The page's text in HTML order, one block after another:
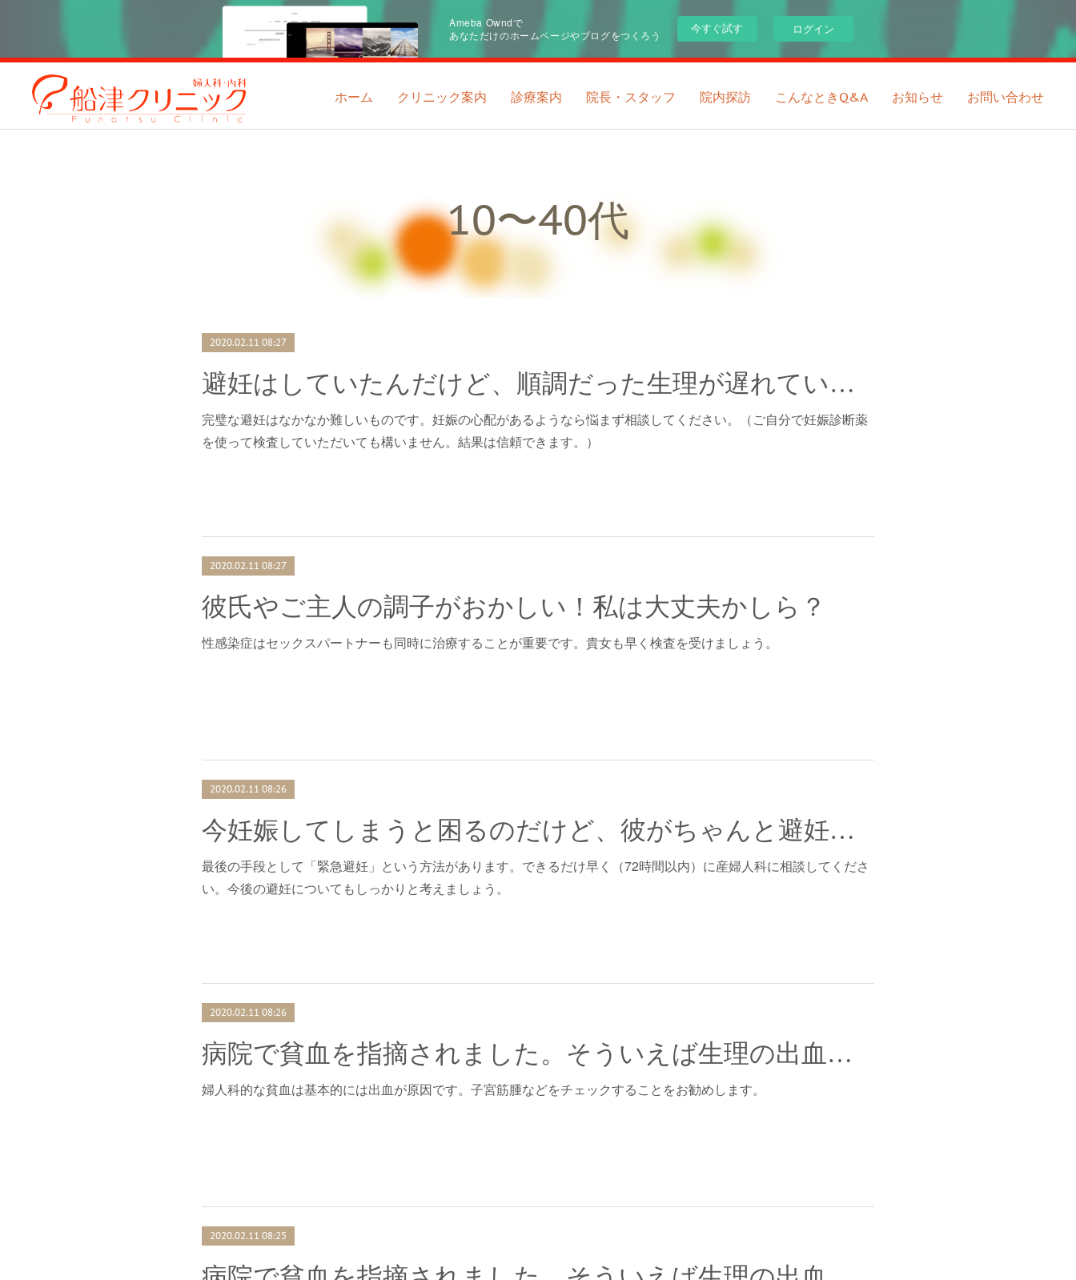
Ameba Owndで
あなただけのホームページやブログをつくろう
今すぐ試す ログイン
ホーム クリニック案内 診療案内 院長・スタッフ 院内探訪 こんなときQ&A お知らせ お問い合わせ
10〜40代
2020.02.11 08:27
避妊はしていたんだけど、順調だった生理が遅れている。
完璧な避妊はなかなか難しいものです。妊娠の心配があるようなら悩まず相談してください。（ご自分で妊娠診断薬
を使って検査していただいても構いません。結果は信頼できます。）
2020.02.11 08:27
彼氏やご主人の調子がおかしい！私は大丈夫かしら？
性感染症はセックスパートナーも同時に治療することが重要です。貴女も早く検査を受けましょう。
2020.02.11 08:26
今妊娠してしまうと困るのだけど、彼がちゃんと避妊してくれなかった。（コンドームのトラブルがあった）
最後の手段として「緊急避妊」という方法があります。できるだけ早く（72時間以内）に産婦人科に相談してくださ
い。今後の避妊についてもしっかりと考えましょう。
2020.02.11 08:26
病院で貧血を指摘されました。そういえば生理の出血が多いかも！
婦人科的な貧血は基本的には出血が原因です。子宮筋腫などをチェックすることをお勧めします。
2020.02.11 08:25